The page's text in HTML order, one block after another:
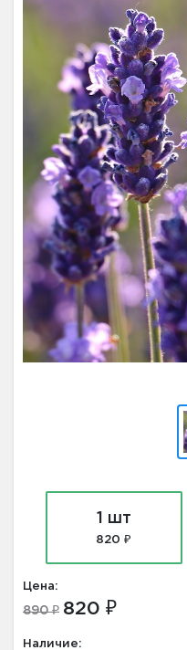
1 шт
820 ₽
Цена:
890 ₽ 820 ₽
Наличие: